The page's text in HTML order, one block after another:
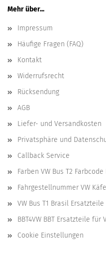
Mehr über...
Impressum
Häufige Fragen (FAQ)
Kontakt
Widerrufsrecht
Rücksendung
AGB
Liefer- und Versandkosten
Privatsphäre und
Callback Service
Farben VW Bus T2
Fahrgestellnummer VW
VW Bus T1 Brasil
BBT4VW BBT Ersatzteile für
Cookie Einstellungen